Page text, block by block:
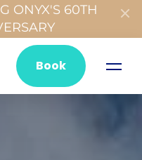
ONYX'S 60TH
Book